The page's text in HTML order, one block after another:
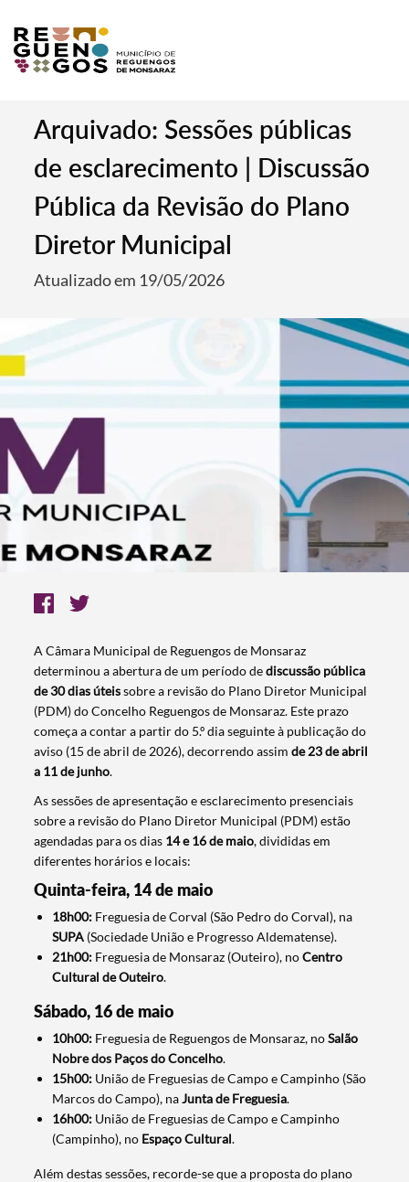
Arquivado: Sessões públicas
de esclarecimento | Discussão
Pública da Revisão do Plano
Diretor Municipal
Atualizado em 19/05/2026
A Câmara Municipal de Reguengos de Monsaraz
determinou a abertura de um período dediscussão pública
de 30 dias úteissobre a revisão do Plano Diretor Municipal
(PDM) do Concelho Reguengos de Monsaraz. Este prazo
começa a contar a partir do 5.º dia seguinte à publicação do
aviso (15 de abril de 2026), decorrendo assimde 23 de abril
a 11 de junho.
As sessões de apresentação e esclarecimento presenciais
sobre a revisão do Plano Diretor Municipal (PDM) estão
agendadas para os dias 14 e 16 de maio, divididas em
diferentes horários e locais:
Quinta-feira, 14 de maio
18h00: Freguesia de Corval (São Pedro do Corval), na
SUPA (Sociedade União e Progresso Aldematense).
21h00: Freguesia de Monsaraz (Outeiro), noCentro
Cultural de Outeiro.
Sábado, 16 de maio
10h00: Freguesia de Reguengos de Monsaraz, noSalão
Nobre dos Paços do Concelho.
15h00: União de Freguesias de Campo e Campinho (São
Marcos do Campo), naJunta de Freguesia.
16h00: União de Freguesias de Campo e Campinho
(Campinho), no Espaço Cultural.
Além destas sessões, recorde-se que a proposta do plano